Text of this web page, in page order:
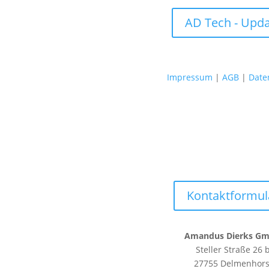
AD Tech -
Impressum |AGB |
Amandus Dierks
Steller Straße 26 b
27755